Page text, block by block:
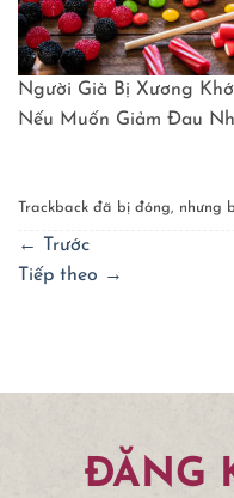
Người Già Bị Xương
Nếu Muốn Giảm Đau
Trackback đã bị đóng, nhưng
← Trước
Tiếp theo →
ĐĂNG